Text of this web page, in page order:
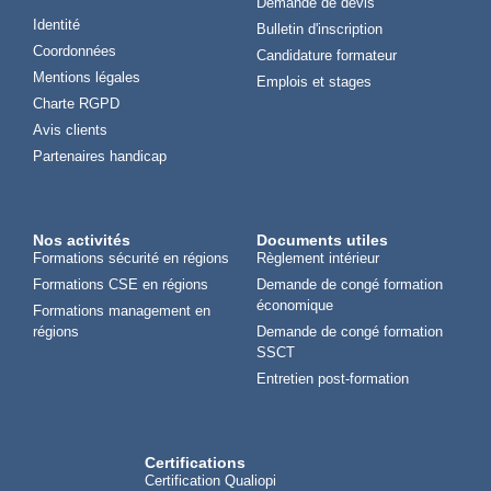
Identité
Coordonnées
Mentions légales
Charte RGPD
Avis clients
Partenaires handicap
Bulletin d'inscription
Candidature formateur
Emplois et stages
Nos activités
Formations sécurité en régions
Formations CSE en régions
Formations management en
régions
Documents utiles
Règlement intérieur
Demande de congé formation
économique
Demande de congé formation
SSCT
Entretien post-formation
Certifications
Certification Qualiopi